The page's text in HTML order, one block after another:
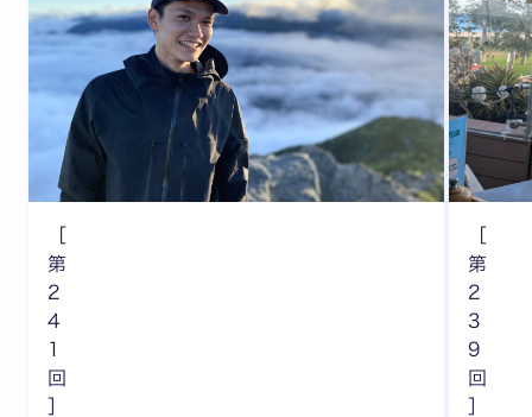
［
第
2
4
1
回
］
［
第
2
3
9
回
］